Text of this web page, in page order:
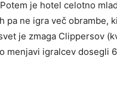
je hotel celotno
pa ne igra več obrambe,
je zmaga Clippersov
igralcev dosegli